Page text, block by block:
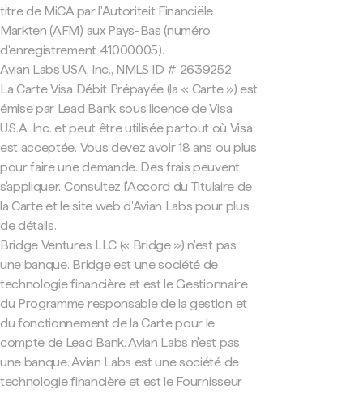
titre de MiCA par l'Autoriteit Financiële
Markten (AFM) aux Pays-Bas (numéro
d'enregistrement 41000005).
Avian Labs USA, Inc., NMLS ID # 2639252
La Carte Visa Débit Prépayée (la « Carte ») est
émise par Lead Bank sous licence de Visa
U.S.A. Inc. et peut être utilisée partout où Visa
est acceptée. Vous devez avoir 18 ans ou plus
pour faire une demande. Des frais peuvent
s'appliquer. Consultez l'Accord du Titulaire de
la Carte et le site web d'Avian Labs pour plus
de détails.
Bridge Ventures LLC (« Bridge ») n'est pas
une banque. Bridge est une société de
technologie financière et est le Gestionnaire
du Programme responsable de la gestion et
du fonctionnement de la Carte pour le
compte de Lead Bank. Avian Labs n'est pas
une banque. Avian Labs est une société de
technologie financière et est le Fournisseur